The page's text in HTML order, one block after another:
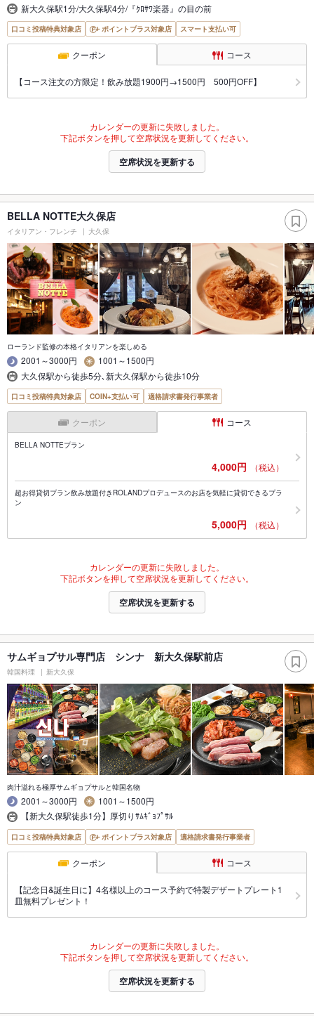
新大久保駅1分/大久保駅4分/『ｸﾛｻﾜ楽器』の目の前
口コミ投稿特典対象店 ポイントプラス対象店 スマート支払い可
クーポン コース
【コース注文の方限定！飲み放題1900円→1500円 500円OFF】
カレンダーの更新に失敗しました。
下記ボタンを押して空席状況を更新してください。
空席状況を更新する
BELLA NOTTE大久保店
イタリアン・フレンチ 大久保
ローランド監修の本格イタリアンを楽しめる
2001～3000円
1001～1500円
大久保駅から徒歩5分､新大久保駅から徒歩10分
口コミ投稿特典対象店 COIN+支払い可 適格請求書発行事業者
クーポン コース
BELLA NOTTEプラン
4,000円 （税込）
超お得貸切プラン飲み放題付きROLANDプロデュースのお店を気軽に貸切できるプラ
ン
5,000円 （税込）
カレンダーの更新に失敗しました。
下記ボタンを押して空席状況を更新してください。
空席状況を更新する
サムギョプサル専門店 シンナ 新大久保駅前店
韓国料理 新大久保
肉汁溢れる極厚サムギョプサルと韓国名物
2001～3000円
1001～1500円
【新大久保駅徒歩1分】厚切りｻﾑｷﾞｮﾌﾟｻﾙ
口コミ投稿特典対象店 ポイントプラス対象店 適格請求書発行事業者
クーポン コース
【記念日&誕生日に】4名様以上のコース予約で特製デザートプレート1
皿無料プレゼント！
カレンダーの更新に失敗しました。
下記ボタンを押して空席状況を更新してください。
空席状況を更新する